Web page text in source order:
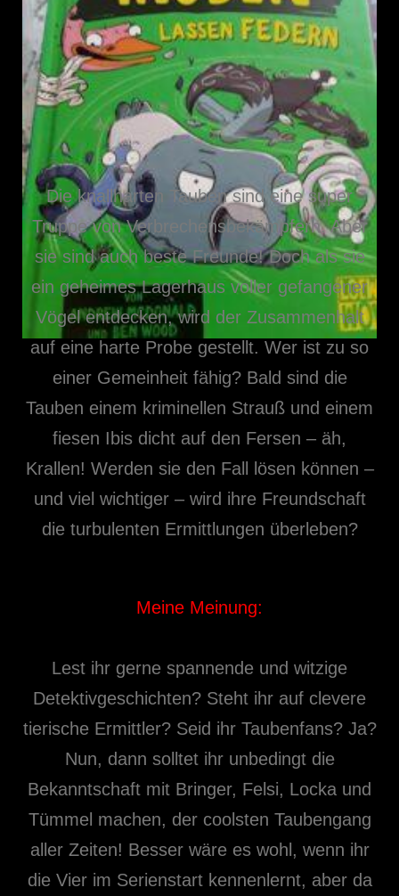
Die knallharten Tauben sind eine super
Truppe von Verbrechensbekämpfern. Aber
sie sind auch beste Freunde! Doch als sie
ein geheimes Lagerhaus voller gefangener
Vögel entdecken, wird der Zusammenhalt
auf eine harte Probe gestellt. Wer ist zu so
einer Gemeinheit fähig? Bald sind die
Tauben einem kriminellen Strauß und einem
fiesen Ibis dicht auf den Fersen – äh,
Krallen! Werden sie den Fall lösen können –
und viel wichtiger – wird ihre Freundschaft
die turbulenten Ermittlungen überleben?
Meine Meinung:
Lest ihr gerne spannende und witzige
Detektivgeschichten? Steht ihr auf clevere
tierische Ermittler? Seid ihr Taubenfans? Ja?
Nun, dann solltet ihr unbedingt die
Bekanntschaft mit Bringer, Felsi, Locka und
Tümmel machen, der coolsten Taubengang
aller Zeiten! Besser wäre es wohl, wenn ihr
die Vier im Serienstart kennenlernt, aber da